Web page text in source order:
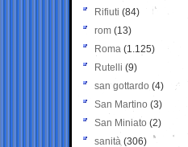
Rifiuti (84)
rom (13)
Roma (1.125)
Rutelli (9)
san gottardo (4)
San Martino (3)
San Miniato (2)
sanità (306)